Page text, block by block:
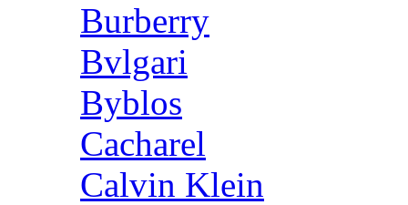
Burberry
Bvlgari
Byblos
Cacharel
Calvin Klein